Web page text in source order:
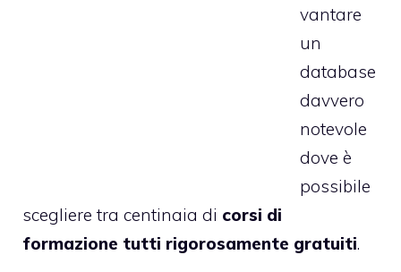
vantare
un
database
davvero
notevole
dove è
possibile
scegliere tra centinaia di corsi di
formazione tutti rigorosamente gratuiti.